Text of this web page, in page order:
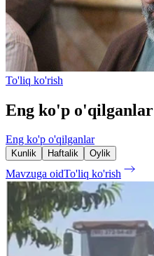
To'liq ko'rish
Eng ko'p o'qilganlar
Eng ko'p o'qilganlar
Kunlik Haftalik Oylik
Mavzuga oidTo'liq ko'rish